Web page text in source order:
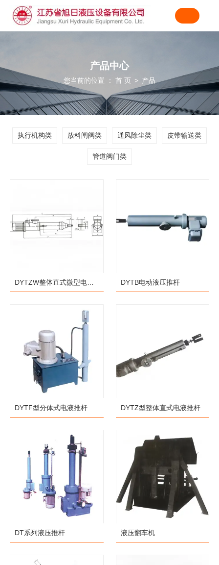
产品中心
您当前的位置 ： 首 页 > 产品
执行机构类 放料闸阀类 通风除尘类 皮带输送类
管道阀门类
DYTZW整体直式微型电液
推杆
DYTB电动液压推杆
DYTF型分体式电液推杆 DYTZ型整体直式电液推杆
DT系列液压推杆 液压翻车机